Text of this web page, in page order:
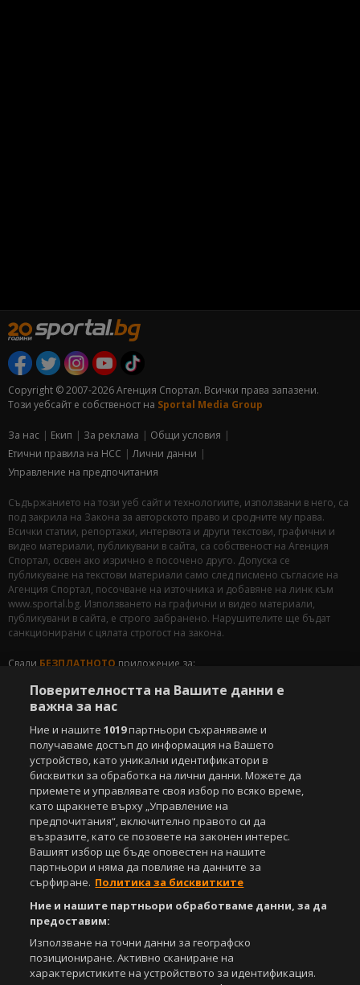
Copyright © 2007-2026 Агенция Спортал. Всички права запазени.
Този уебсайт е собственост на Sportal Media Group
За нас Екип За рекламa
Общи условия
Етични правила на НСС
Лични данни
Управление на предпочитания
Съдържанието на този уеб сайт и технологиите, използвани в него, са
под закрила на Закона за авторското право и сродните му права.
Всички статии, репортажи, интервюта и други текстови, графични и
видео материали, публикувани в сайта, са собственост на Агенция
Спортал, освен ако изрично е посочено друго. Допуска се
публикуване на текстови материали само след писмено съгласие на
Агенция Спортал, посочване на източника и добавяне на линк към
www.sportal.bg. Използването на графични и видео материали,
публикувани в сайта, е строго забранено. Нарушителите ще бъдат
санкционирани с цялата строгост на закона.
Свали БЕЗПЛАТНОТО приложение за:
Android
Powered by:
Поверителността на Вашите данни е
важна за нас
Ние и нашите1019партньори съхраняваме и
получаваме достъп до информация на Вашето
устройство, като уникални идентификатори в
бисквитки за обработка на лични данни. Можете да
приемете и управлявате своя избор по всяко време,
като щракнете върху „Управление на
предпочитания“, включително правото си да
възразите, като се позовете на законен интерес.
Вашият избор ще бъде оповестен на нашите
партньори и няма да повлияе на данните за
сърфиране. Политика за бисквитките
Ние и нашите партньори обработваме данни, за да
предоставим:
Използване на точни данни за географско
позициониране. Активно сканиране на
характеристиките на устройството за идентификация.